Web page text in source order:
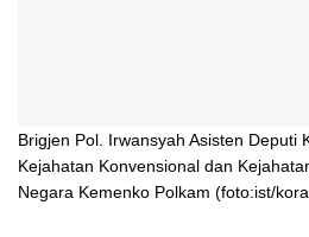
Brigjen Pol. Irwansyah Asisten Deputi
Kejahatan Konvensional dan
Negara Kemenko Polkam (foto:ist/